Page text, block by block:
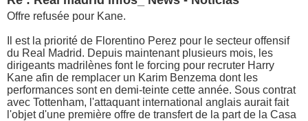
Offre refusée pour Kane.
Il est la priorité de Florentino Perez pour le secteur offensif
du Real Madrid. Depuis maintenant plusieurs mois, les
dirigeants madrilènes font le forcing pour recruter Harry
Kane afin de remplacer un Karim Benzema dont les
performances sont en demi-teinte cette année. Sous contrat
avec Tottenham, l'attaquant international anglais aurait fait
l'objet d'une première offre de transfert de la part de la Casa